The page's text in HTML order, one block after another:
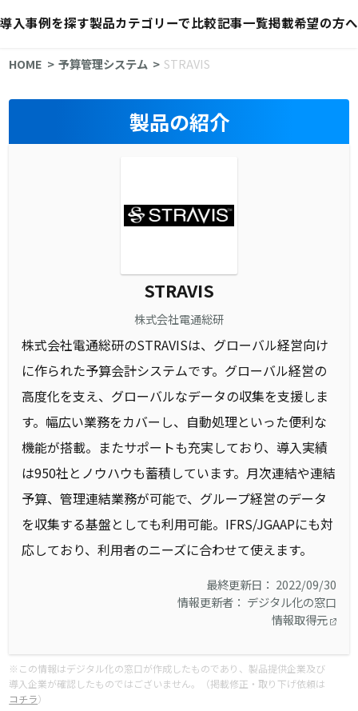
導入事例を探す製品カテゴリーで比較記事一覧掲載希望の方へ
HOME 予算管理システム STRAVIS
製品の紹介
STRAVIS
株式会社電通総研
株式会社電通総研のSTRAVISは、グローバル経営向け
に作られた予算会計システムです。グローバル経営の
高度化を支え、グローバルなデータの収集を支援しま
す。幅広い業務をカバーし、自動処理といった便利な
機能が搭載。またサポートも充実しており、導入実績
は950社とノウハウも蓄積しています。月次連結や連結
予算、管理連結業務が可能で、グループ経営のデータ
を収集する基盤としても利用可能。IFRS/JGAAPにも対
応しており、利用者のニーズに合わせて使えます。
最終更新日： 2022/09/30
情報更新者： デジタル化の窓口
情報取得元
※この情報はデジタル化の窓口が作成したものであり、製品提供企業及び
導入企業が確認したものではございません。（掲載修正・取り下げ依頼は
コチラ）